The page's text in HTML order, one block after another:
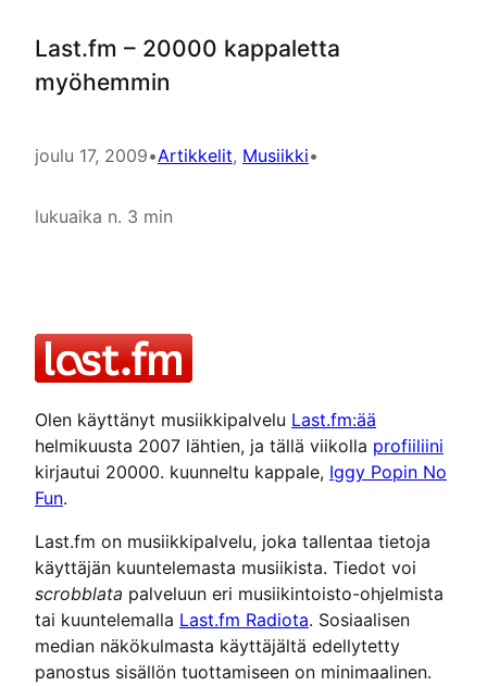
Last.fm – 20000 kappaletta
myöhemmin
joulu 17, 2009•Artikkelit, Musiikki•
lukuaika n. 3 min
Olen käyttänyt musiikkipalvelu Last.fm:ää
helmikuusta 2007 lähtien, ja tällä viikolla profiiliini
kirjautui 20000. kuunneltu kappale, Iggy Popin No
Fun.
Last.fm on musiikkipalvelu, joka tallentaa tietoja
käyttäjän kuuntelemasta musiikista. Tiedot voi
scrobblata palveluun eri musiikintoisto-ohjelmista
tai kuuntelemalla Last.fm Radiota. Sosiaalisen
median näkökulmasta käyttäjältä edellytetty
panostus sisällön tuottamiseen on minimaalinen.